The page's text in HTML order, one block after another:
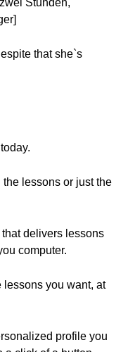
Stunden,
that she`s
lessons or just the
delivers lessons
computer.
you want, at
profile you